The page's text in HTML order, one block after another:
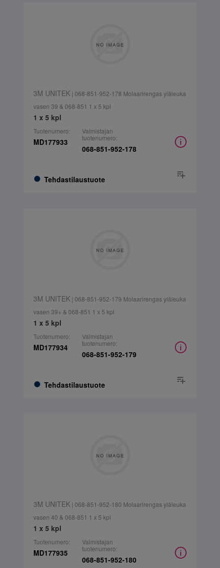
3M UNITEK| 068-851-952-178 Molaarirengas yläleuka
vasen 39 & 068-851 1 x 5 kpl
1 x 5 kpl
Tuotenumero:
MD177933
Tehdastilaustuote
Valmistajan
tuotenumero:
068-851-952-178
3M UNITEK| 068-851-952-179 Molaarirengas yläleuka
vasen 39+ & 068-851 1 x 5 kpl
1 x 5 kpl
Tuotenumero:
MD177934
Tehdastilaustuote
Valmistajan
tuotenumero:
068-851-952-179
3M UNITEK| 068-851-952-180 Molaarirengas yläleuka
vasen 40 & 068-851 1 x 5 kpl
1 x 5 kpl
Tuotenumero:
MD177935
Valmistajan
tuotenumero:
068-851-952-180